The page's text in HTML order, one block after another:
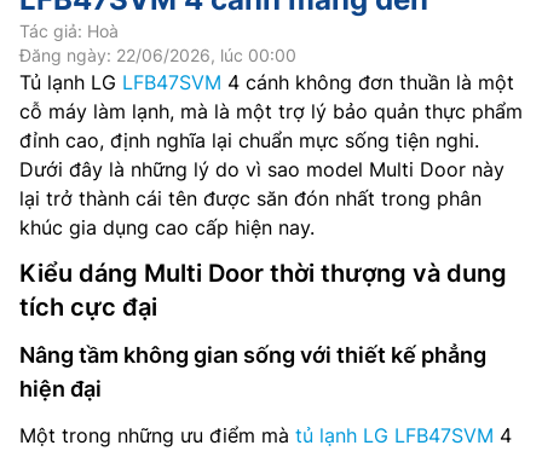
Tác giả: Hoà
Đăng ngày: 22/06/2026, lúc 00:00
Tủ lạnh LG LFB47SVM 4 cánh không đơn thuần là một
cỗ máy làm lạnh, mà là một trợ lý bảo quản thực phẩm
đỉnh cao, định nghĩa lại chuẩn mực sống tiện nghi.
Dưới đây là những lý do vì sao model Multi Door này
lại trở thành cái tên được săn đón nhất trong phân
khúc gia dụng cao cấp hiện nay.
Kiểu dáng Multi Door thời thượng và dung
tích cực đại
Nâng tầm không gian sống với thiết kế phẳng
hiện đại
Một trong những ưu điểm mà tủ lạnh LG LFB47SVM 4